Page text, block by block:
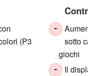
(P3
-
sotto
giochi
-
Il